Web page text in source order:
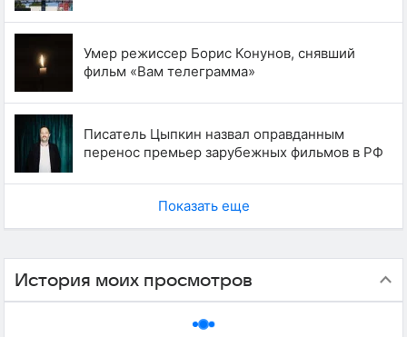
Умер режиссер Борис Конунов, снявший
фильм «Вам телеграмма»
Писатель Цыпкин назвал оправданным
перенос премьер зарубежных фильмов в РФ
Показать еще
История моих просмотров